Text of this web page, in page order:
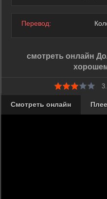
Перевод:
смотреть онлайн
Смотреть онлайн